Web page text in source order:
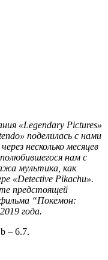
«Legendary Pictures»
поделилась с нами
несколько месяцев
нам с
мультика, как
«Detective Pikachu».
предстоящей
“Покемон:
года.
– 6.7.